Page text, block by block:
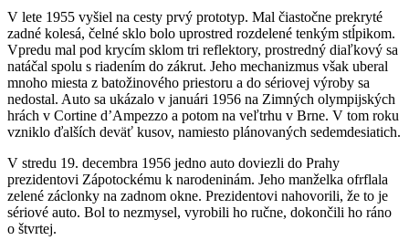
V lete 1955 vyšiel na cesty prvý prototyp. Mal čiastočne prekryté
zadné kolesá, čelné sklo bolo uprostred rozdelené tenkým stĺpikom.
Vpredu mal pod krycím sklom tri reflektory, prostredný diaľkový sa
natáčal spolu s riadením do zákrut. Jeho mechanizmus však uberal
mnoho miesta z batožinového priestoru a do sériovej výroby sa
nedostal. Auto sa ukázalo v januári 1956 na Zimných olympijských
hrách v Cortine d’Ampezzo a potom na veľtrhu v Brne. V tom roku
vzniklo ďalších deväť kusov, namiesto plánovaných sedemdesiatich.
V stredu 19. decembra 1956 jedno auto doviezli do Prahy
prezidentovi Zápotockému k narodeninám. Jeho manželka ofrflala
zelené záclonky na zadnom okne. Prezidentovi nahovorili, že to je
sériové auto. Bol to nezmysel, vyrobili ho ručne, dokončili ho ráno
o štvrtej.